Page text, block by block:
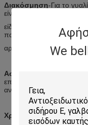
We
Διακόσμηση-Για το
είναι απλή και
είδος, χρησιμοποιούνται
παλαιό
αρχιτεκτονικές στις
Ασφάλεια
επεξεργασμένου σιδήρου
ανθρώπους όταν είναι
Χρήση εφαρμογής: